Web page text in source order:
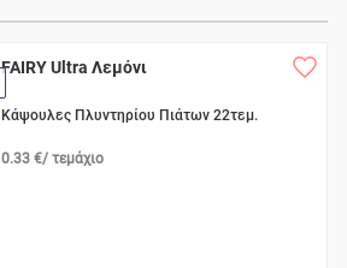
FAIRY Ultra Λεμόνι
Κάψουλες Πλυντηρίου Πιάτων 22τεμ.
0.33 €/ τεμάχιο